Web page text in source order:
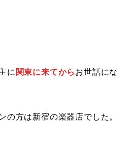
に 関東に来てから お世話にな
の方は新宿の楽器店でした。